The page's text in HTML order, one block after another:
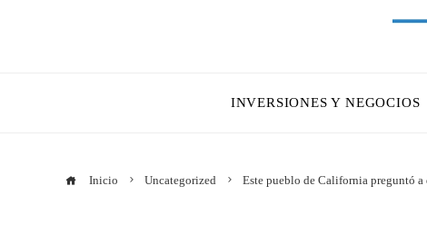
INVERSIONES Y NEGOCIOS
Inicio Uncategorized Este pueblo de California preguntó